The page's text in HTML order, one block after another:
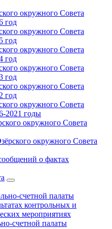
окружного Совета
год
окружного Совета
год
окружного Совета
год
окружного Совета
год
окружного Совета
год
окружного Совета
2021 годы
окружного Совета
окружного Совета
о фактах
счетной палаты
контрольных и
мероприятиях
счетной палаты